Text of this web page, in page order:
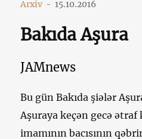
Arxiv - 15.10.2016
Bakıda Аşura
JAMnews
Bu gün Bakıda şiələr
Aşuraya keçən gecə
imamının bacısının